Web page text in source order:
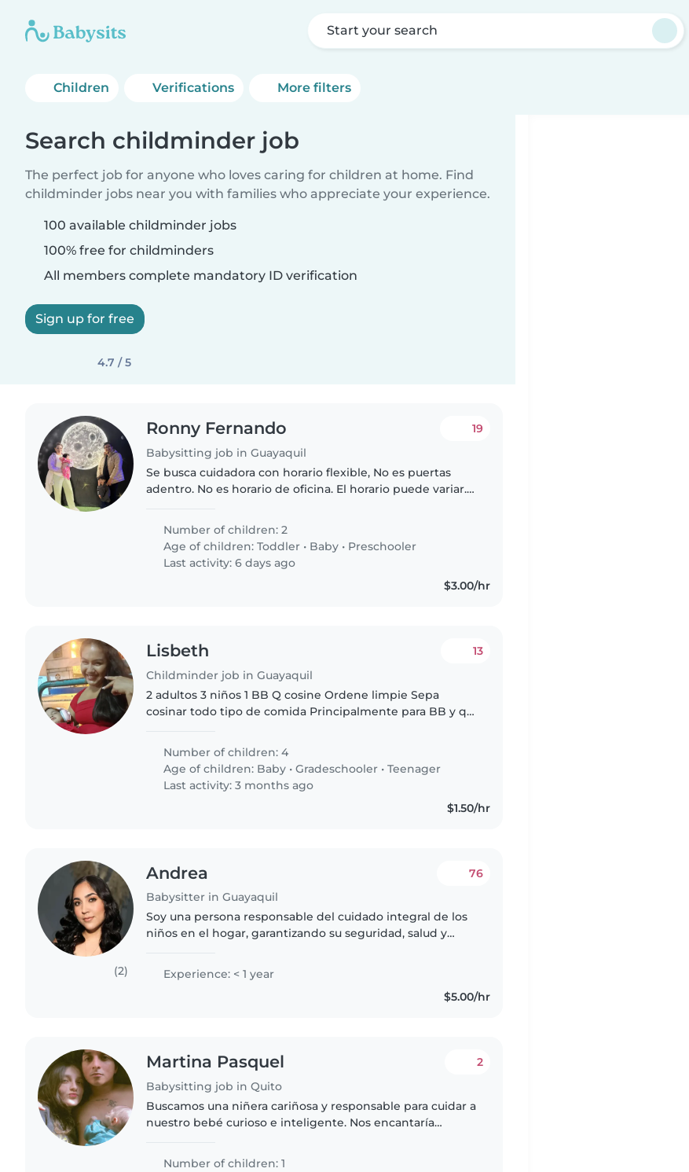
Start your search
Children Verifications More filters
Search childminder job
The perfect job for anyone who loves caring for children at home. Find
childminder jobs near you with families who appreciate your experience.
100 available childminder jobs
100% free for childminders
All members complete mandatory ID verification
Sign up for free
4.7 / 5
Ronny Fernando
Babysitting job in Guayaquil
19
Se busca cuidadora con horario flexible, No es puertas
adentro. No es horario de oficina. El horario puede variar.
Number of children: 2
Age of children:Toddler • Baby • Preschooler
Last activity: 6 days ago
$3.00/hr
Lisbeth
Childminder job in Guayaquil
13
2 adultos 3 niños 1 BB Q cosine Ordene limpie Sepa
cosinar todo tipo de comida Principalmente para BB y q
Number of children: 4
Age of children: Baby •Gradeschooler •Teenager
Last activity: 3 months ago
$1.50/hr
(2)
Andrea
Babysitter in Guayaquil
76
Soy una persona responsable del cuidado integral de los
niños en el hogar, garantizando su seguridad, salud y
personas que están buscando..
Experience: < 1 year
$5.00/hr
Martina Pasquel
Babysitting job in Quito
2
Buscamos una niñera cariñosa y responsable para cuidar a
nuestro bebé curioso e inteligente. Nos encantaría
ayudando con tareas..
Number of children: 1